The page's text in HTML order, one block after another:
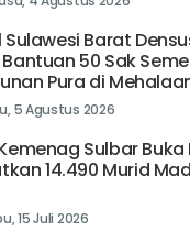
4 Agustus 2026
Barat
50 Sak
Pura di
5 Agustus 2026
Sulbar Buka
14.490 Murid
15 Juli 2026